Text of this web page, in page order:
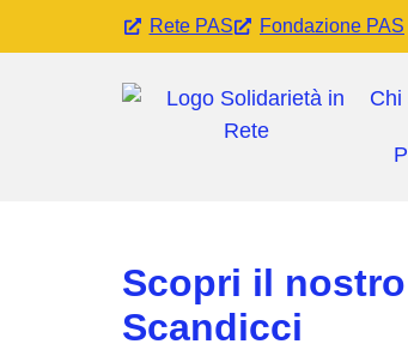
Rete PAS Fondazione PAS
Chi
Scopri il
Scandicci